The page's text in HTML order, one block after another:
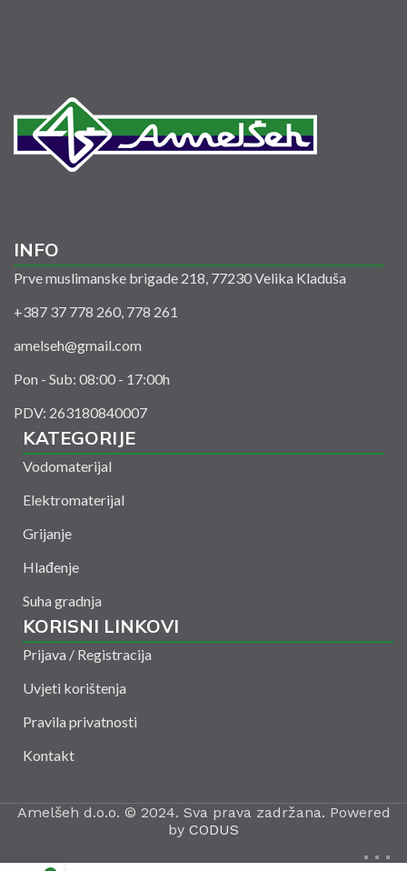
INFO
Prve muslimanske brigade 218, 77230 Velika Kladuša
+387 37 778 260, 778 261
amelseh@gmail.com
Pon - Sub: 08:00 - 17:00h
PDV: 263180840007
KATEGORIJE
Vodomaterijal
Elektromaterijal
Grijanje
Hlađenje
Suha gradnja
KORISNI LINKOVI
Prijava / Registracija
Uvjeti korištenja
Pravila privatnosti
Kontakt
Amelšeh d.o.o. © 2024. Sva prava zadržana. Powered
by CODUS